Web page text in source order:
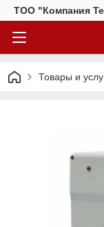
ТОО "Компания
Товары и